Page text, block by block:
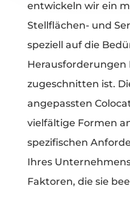
entwickeln wir ein
Stellflächen- und
speziell auf die
zugeschnitten ist.
angepassten
vielfältige Formen
spezifischen
Ihres
Faktoren, die sie